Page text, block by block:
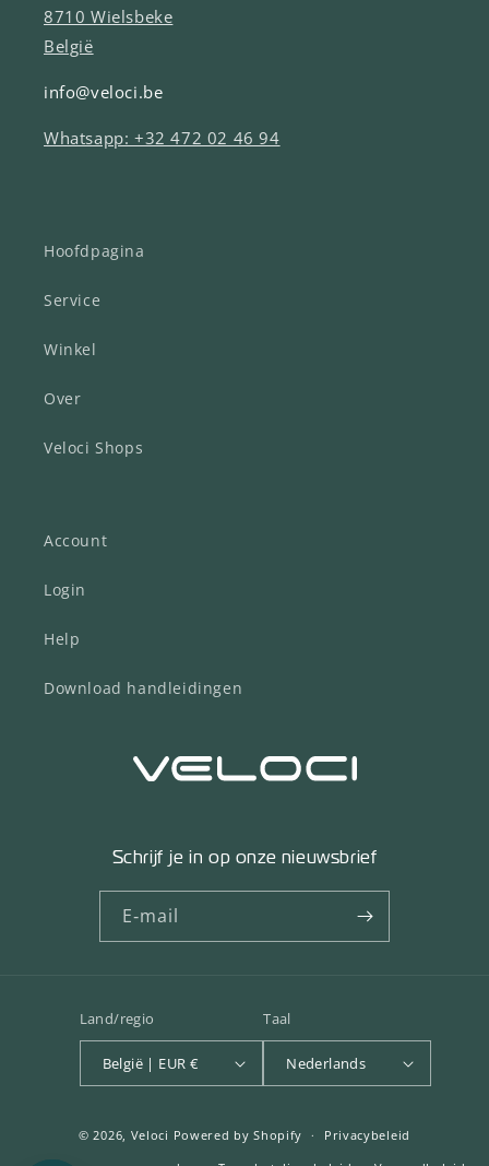
8710 Wielsbeke
België
info@veloci.be
Whatsapp: +32 472 02 46 94
Hoofdpagina
Service
Winkel
Over
Veloci Shops
Account
Login
Help
Download handleidingen
Schrijf je in op onze nieuwsbrief
E‑mail
Land/regio
België | EUR €
Taal
Nederlands
© 2026, Veloci Powered by Shopify
Privacybeleid